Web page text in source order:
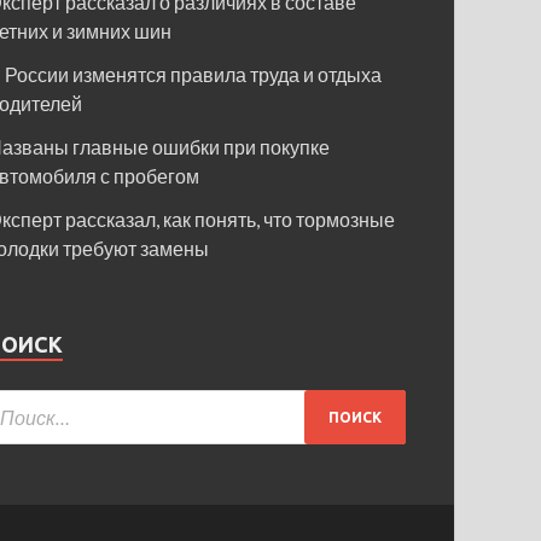
и зимних шин
России изменятся правила труда и отдыха
главные ошибки при покупке
с пробегом
рассказал, как понять, что тормозные
требуют замены